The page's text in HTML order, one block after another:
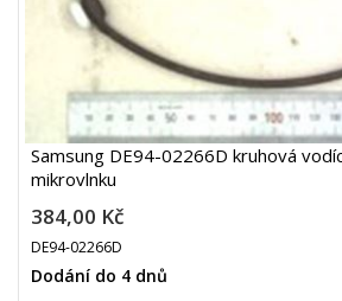
Samsung DE94-02266D kruhová
mikrovlnku
384,00 Kč
DE94-02266D
Dodání do 4 dnů